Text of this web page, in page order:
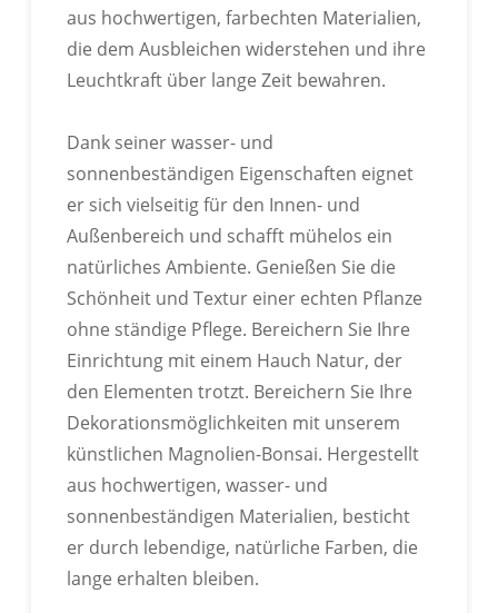
aus hochwertigen, farbechten Materialien,
die dem Ausbleichen widerstehen und ihre
Leuchtkraft über lange Zeit bewahren.
Dank seiner wasser- und
sonnenbeständigen Eigenschaften eignet
er sich vielseitig für den Innen- und
Außenbereich und schafft mühelos ein
natürliches Ambiente. Genießen Sie die
Schönheit und Textur einer echten Pflanze
ohne ständige Pflege. Bereichern Sie Ihre
Einrichtung mit einem Hauch Natur, der
den Elementen trotzt. Bereichern Sie Ihre
Dekorationsmöglichkeiten mit unserem
künstlichen Magnolien-Bonsai. Hergestellt
aus hochwertigen, wasser- und
sonnenbeständigen Materialien, besticht
er durch lebendige, natürliche Farben, die
lange erhalten bleiben.